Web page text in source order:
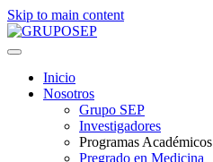
Skip to main content
Inicio
Nosotros
Grupo SEP
Investigadores
Programas Académicos
Pregrado en Medicina